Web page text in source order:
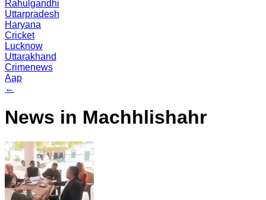
Rahulgandhi
Uttarpradesh
Haryana
Cricket
Lucknow
Uttarakhand
Crimenews
Aap
←
News in Machhlishahr